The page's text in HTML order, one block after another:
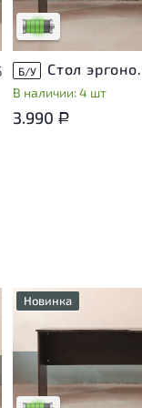
Низкая степень
Б/У Стол
В наличии: 4 шт
3.990 Р
Новинка
У товара
незначительные
эксплуатации, не
на удобство его
использования